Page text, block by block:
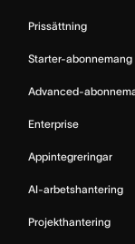
Prissättning
Starter-abonnemang
Advanced-
Enterprise
Appintegreringar
AI-arbetshantering
Projekthantering